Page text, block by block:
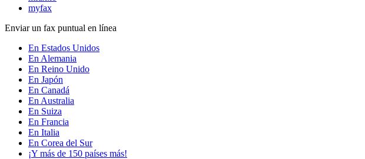
myfax
Enviar un fax puntual en línea
En Estados Unidos
En Alemania
En Reino Unido
En Japón
En Canadá
En Australia
En Suiza
En Francia
En Italia
En Corea del Sur
¡Y más de 150 países más!